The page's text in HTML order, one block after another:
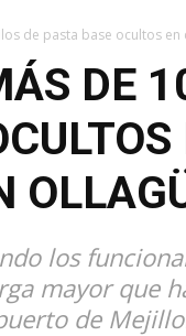
de pasta base ocultos en
DE
los
mayor que
de